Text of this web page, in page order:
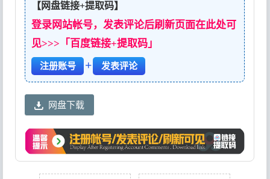
【网盘链接+提取码】
登录网站帐号，发表评论后刷新页面在此处可
见>>>「百度链接+提取码」
注册账号 + 发表评论
网盘下载